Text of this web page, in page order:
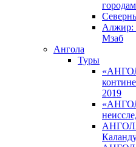
городам
Алжир:
Мзаб
Ангола
Туры
2019